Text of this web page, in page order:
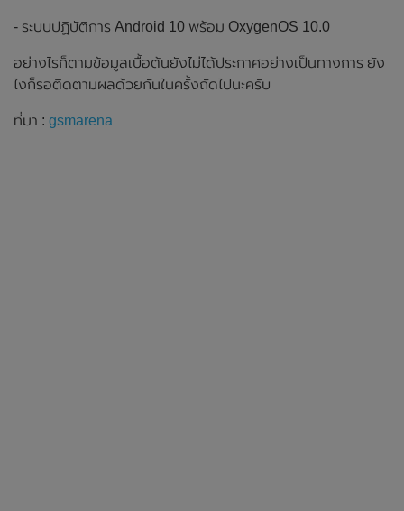
- ระบบปฏิบัติการ Android 10 พร้อม OxygenOS 10.0
อย่างไรก็ตามข้อมูลเบื้อต้นยังไม่ได้ประกาศอย่างเป็นทางการ ยัง
ไงก็รอติดตามผลด้วยกันในครั้งถัดไปนะครับ
ที่มา : gsmarena